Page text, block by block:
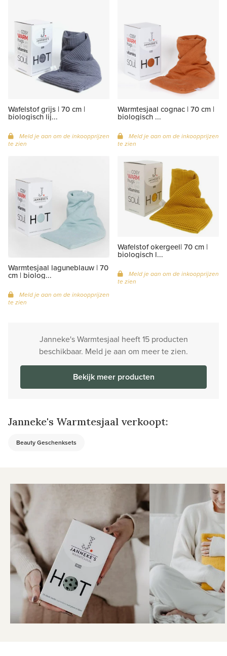
Wafelstof grijs | 70 cm |
biologisch lij...
Meld je aan om de inkoopprijzen
te zien
Warmtesjaal cognac | 70 cm |
biologisch ...
Meld je aan om de inkoopprijzen
te zien
Warmtesjaal laguneblauw | 70
cm | biolog...
Meld je aan om de inkoopprijzen
te zien
Wafelstof okergeel| 70 cm |
biologisch l...
Meld je aan om de inkoopprijzen
te zien
Janneke's Warmtesjaal heeft 15 producten
beschikbaar. Meld je aan om meer te zien.
Bekijk meer producten
Janneke's Warmtesjaal verkoopt:
Beauty Geschenksets